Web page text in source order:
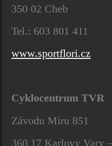
350 02 Cheb
Tel.: 603 801 411
www.sportflori.cz
Cyklocentrum TVR
Závodu Míru 851
360 17 Karlovy Vary